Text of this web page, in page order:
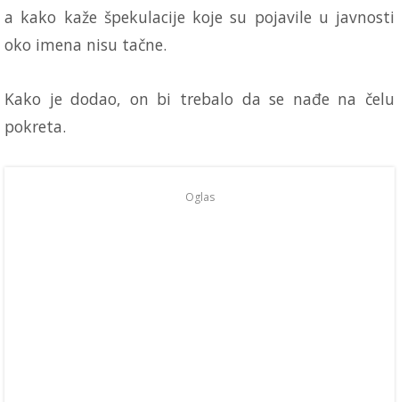
a kako kaže špekulacije koje su pojavile u javnosti
oko imena nisu tačne.
Kako je dodao, on bi trebalo da se nađe na čelu
pokreta.
Oglas